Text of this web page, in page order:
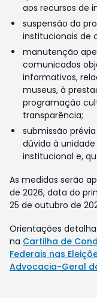
aos recursos de
suspensão da
institucionais de
manutenção
comunicados
informativos,
museus, à
programação
transparência;
submissão
dúvida à
institucional e,
As medidas serão
de 2026, data do
25 de outubro de
Orientações
na Cartilha de
Federais nas
Advocacia-Geral